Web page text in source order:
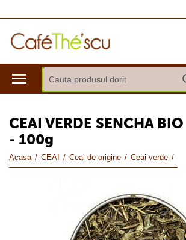
CEAI VERDE SENCHA
- 100g
Acasa / CEAI / Ceai de origine / Ceai verde /